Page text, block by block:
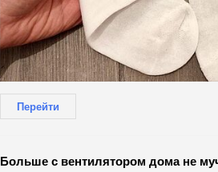
Перейти
Больше с вентилятором дома не